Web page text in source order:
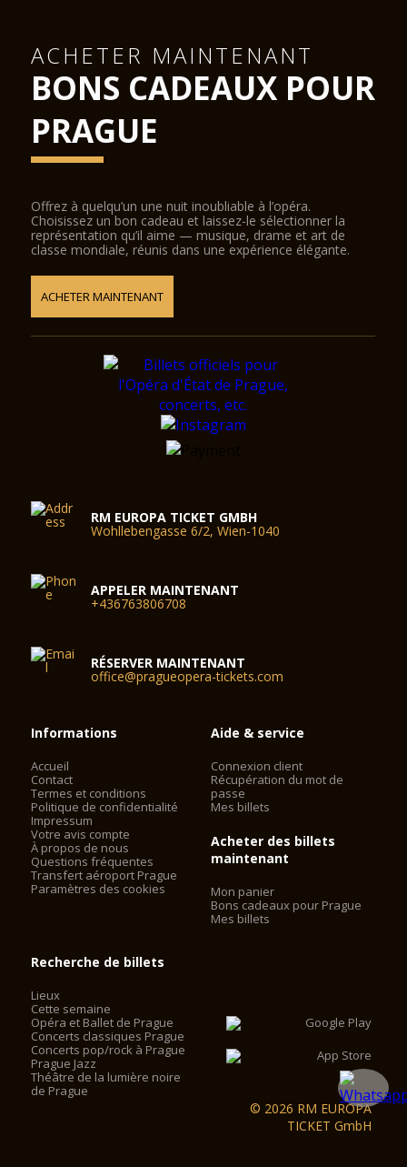
ACHETER MAINTENANT
BONS CADEAUX POUR
PRAGUE
Offrez à quelqu’un une nuit inoubliable à l’opéra.
Choisissez un bon cadeau et laissez-le sélectionner la
représentation qu’il aime — musique, drame et art de
classe mondiale, réunis dans une expérience élégante.
ACHETER MAINTENANT
RM EUROPA TICKET GMBH
Wohllebengasse 6/2, Wien-1040
APPELER MAINTENANT
+436763806708
RÉSERVER MAINTENANT
office@pragueopera-tickets.com
Informations
Accueil
Contact
Termes et conditions
Politique de confidentialité
Impressum
Votre avis compte
À propos de nous
Questions fréquentes
Transfert aéroport Prague
Paramètres des cookies
Aide & service
Connexion client
Récupération du mot de
passe
Mes billets
Acheter des billets
maintenant
Mon panier
Bons cadeaux pour Prague
Mes billets
Recherche de billets
Lieux
Cette semaine
Opéra et Ballet de Prague
Concerts classiques Prague
Concerts pop/rock à Prague
Prague Jazz
Théâtre de la lumière noire
de Prague
© 2026 RM EUROPA
TICKET GmbH